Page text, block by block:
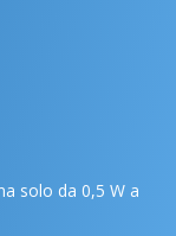
solo da 0,5 W a